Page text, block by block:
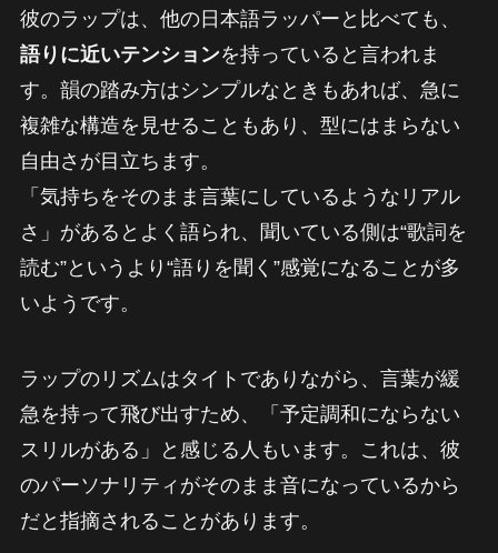
彼のラップは、他の日本語ラッパーと比べても、
語りに近いテンションを持っていると言われま
す。韻の踏み方はシンプルなときもあれば、急に
複雑な構造を見せることもあり、型にはまらない
自由さが目立ちます。
「気持ちをそのまま言葉にしているようなリアル
さ」があるとよく語られ、聞いている側は“歌詞を
読む”というより“語りを聞く”感覚になることが多
いようです。
ラップのリズムはタイトでありながら、言葉が緩
急を持って飛び出すため、「予定調和にならない
スリルがある」と感じる人もいます。これは、彼
のパーソナリティがそのまま音になっているから
だと指摘されることがあります。